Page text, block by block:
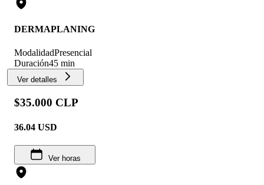
DERMAPLANING
ModalidadPresencial
Duración45 min
Ver detalles
$35.000 CLP
36.04 USD
Ver horas